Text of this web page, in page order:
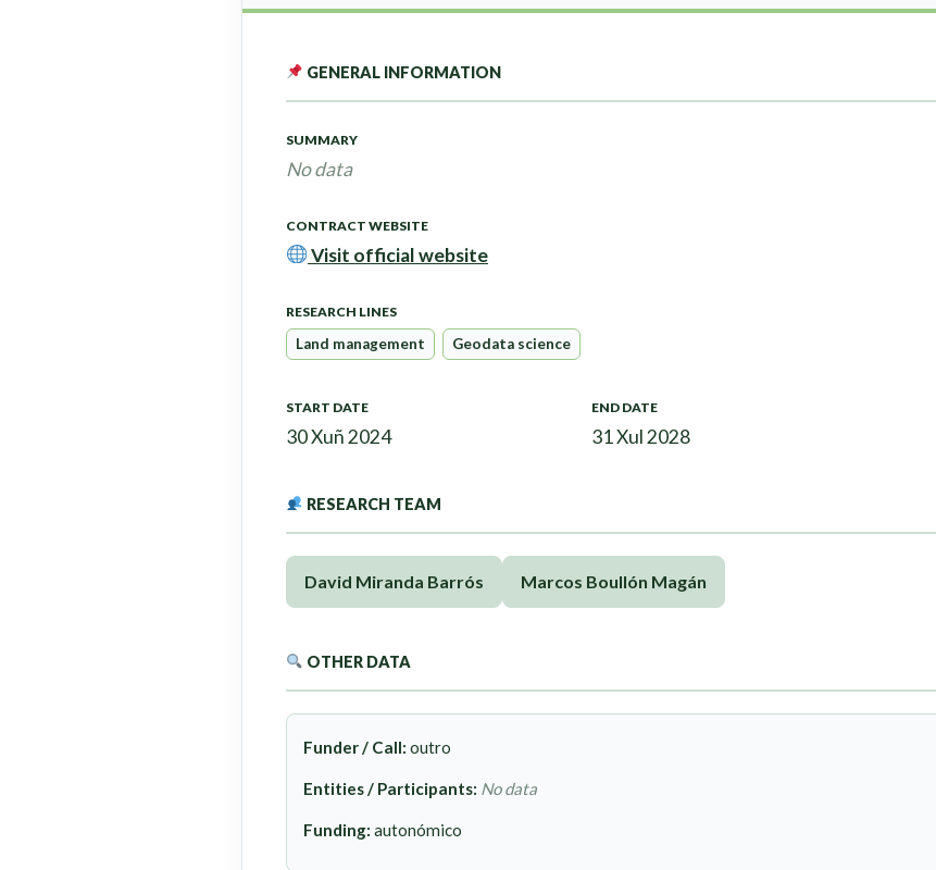
GENERAL INFORMATION
SUMMARY
No data
CONTRACT WEBSITE
Visit official website
RESEARCH LINES
Land management Geodata science
START DATE
30 Xuñ 2024
END DATE
31 Xul 2028
RESEARCH TEAM
David Miranda Barrós Marcos Boullón Magán
OTHER DATA
Funder / Call: outro
Entities / Participants: No data
Funding: autonómico